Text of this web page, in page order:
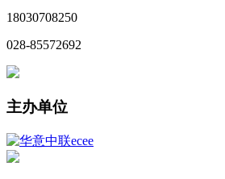
18030708250
028-85572692
主办单位